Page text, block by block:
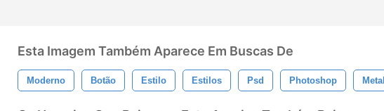
Esta Imagem Também Aparece Em Buscas De
Moderno Botão Estilo Estilos Psd Photoshop Metal